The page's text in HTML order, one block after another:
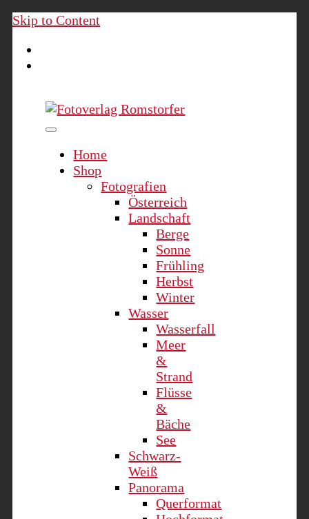
Skip to Content
Home
Shop
Fotografien
Österreich
Landschaft
Berge
Sonne
Frühling
Herbst
Winter
Wasser
Wasserfall
Meer
&
Strand
Flüsse
&
Bäche
See
Schwarz-
Weiß
Panorama
Querformat